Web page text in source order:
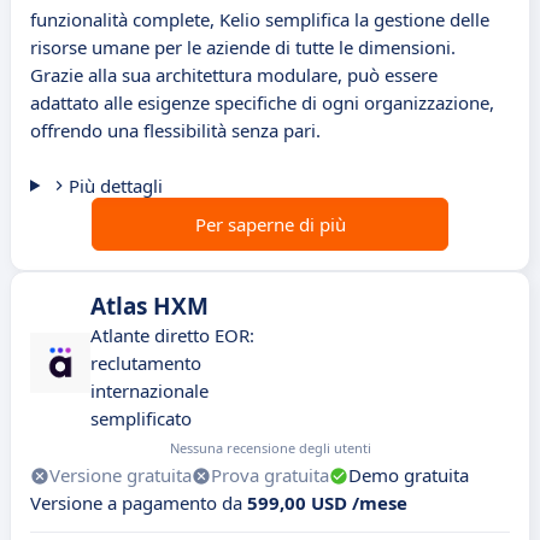
funzionalità complete, Kelio semplifica la gestione delle
risorse umane per le aziende di tutte le dimensioni.
Grazie alla sua architettura modulare, può essere
adattato alle esigenze specifiche di ogni organizzazione,
offrendo una flessibilità senza pari.
Più dettagli
Per saperne di più
Atlas HXM
Atlante diretto EOR:
reclutamento
internazionale
semplificato
Nessuna recensione degli utenti
Versione gratuita Prova gratuita
Demo gratuita
Versione a pagamento da 599,00 USD /mese